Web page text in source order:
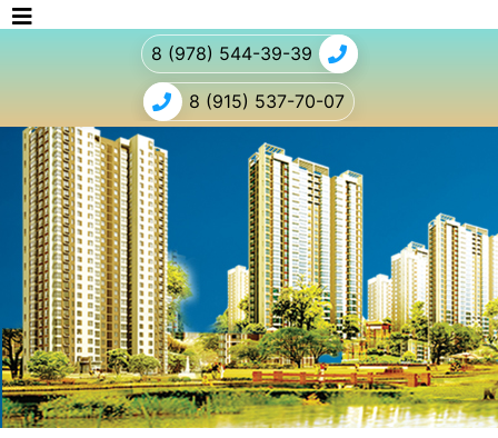
8 (978) 544-39-39
8 (915) 537-70-07